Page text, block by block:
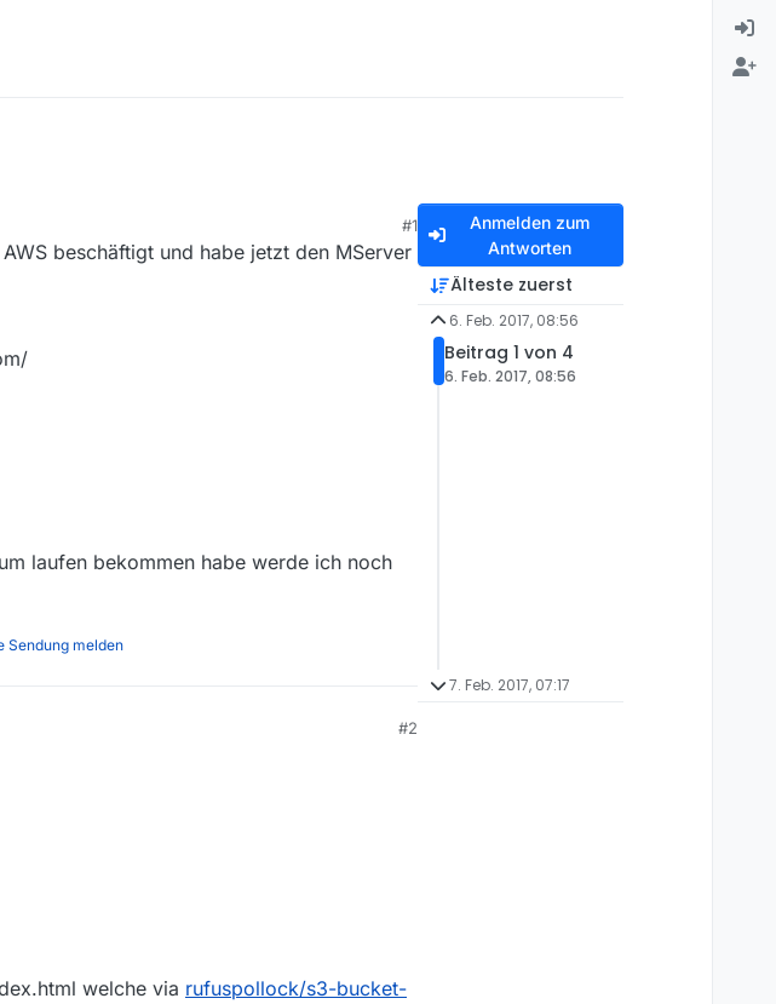
#1
beschäftigt und habe jetzt den MServer
laufen bekommen habe werde ich noch
Sendung melden
#2
welche via rufuspollock/s3-bucket-
Anmelden zum
Antworten
Älteste zuerst
6. Feb. 2017, 08:56
Beitrag 1 von 4
6. Feb. 2017, 08:56
7. Feb. 2017, 07:17